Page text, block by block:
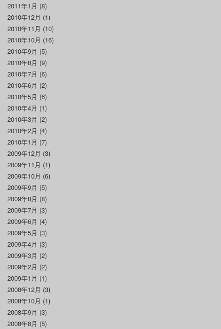
2011年1月 (8)
2010年12月 (1)
2010年11月 (10)
2010年10月 (16)
2010年9月 (5)
2010年8月 (9)
2010年7月 (6)
2010年6月 (2)
2010年5月 (6)
2010年4月 (1)
2010年3月 (2)
2010年2月 (4)
2010年1月 (7)
2009年12月 (3)
2009年11月 (1)
2009年10月 (6)
2009年9月 (5)
2009年8月 (8)
2009年7月 (3)
2009年6月 (4)
2009年5月 (3)
2009年4月 (3)
2009年3月 (2)
2009年2月 (2)
2009年1月 (1)
2008年12月 (3)
2008年10月 (1)
2008年9月 (3)
2008年8月 (5)